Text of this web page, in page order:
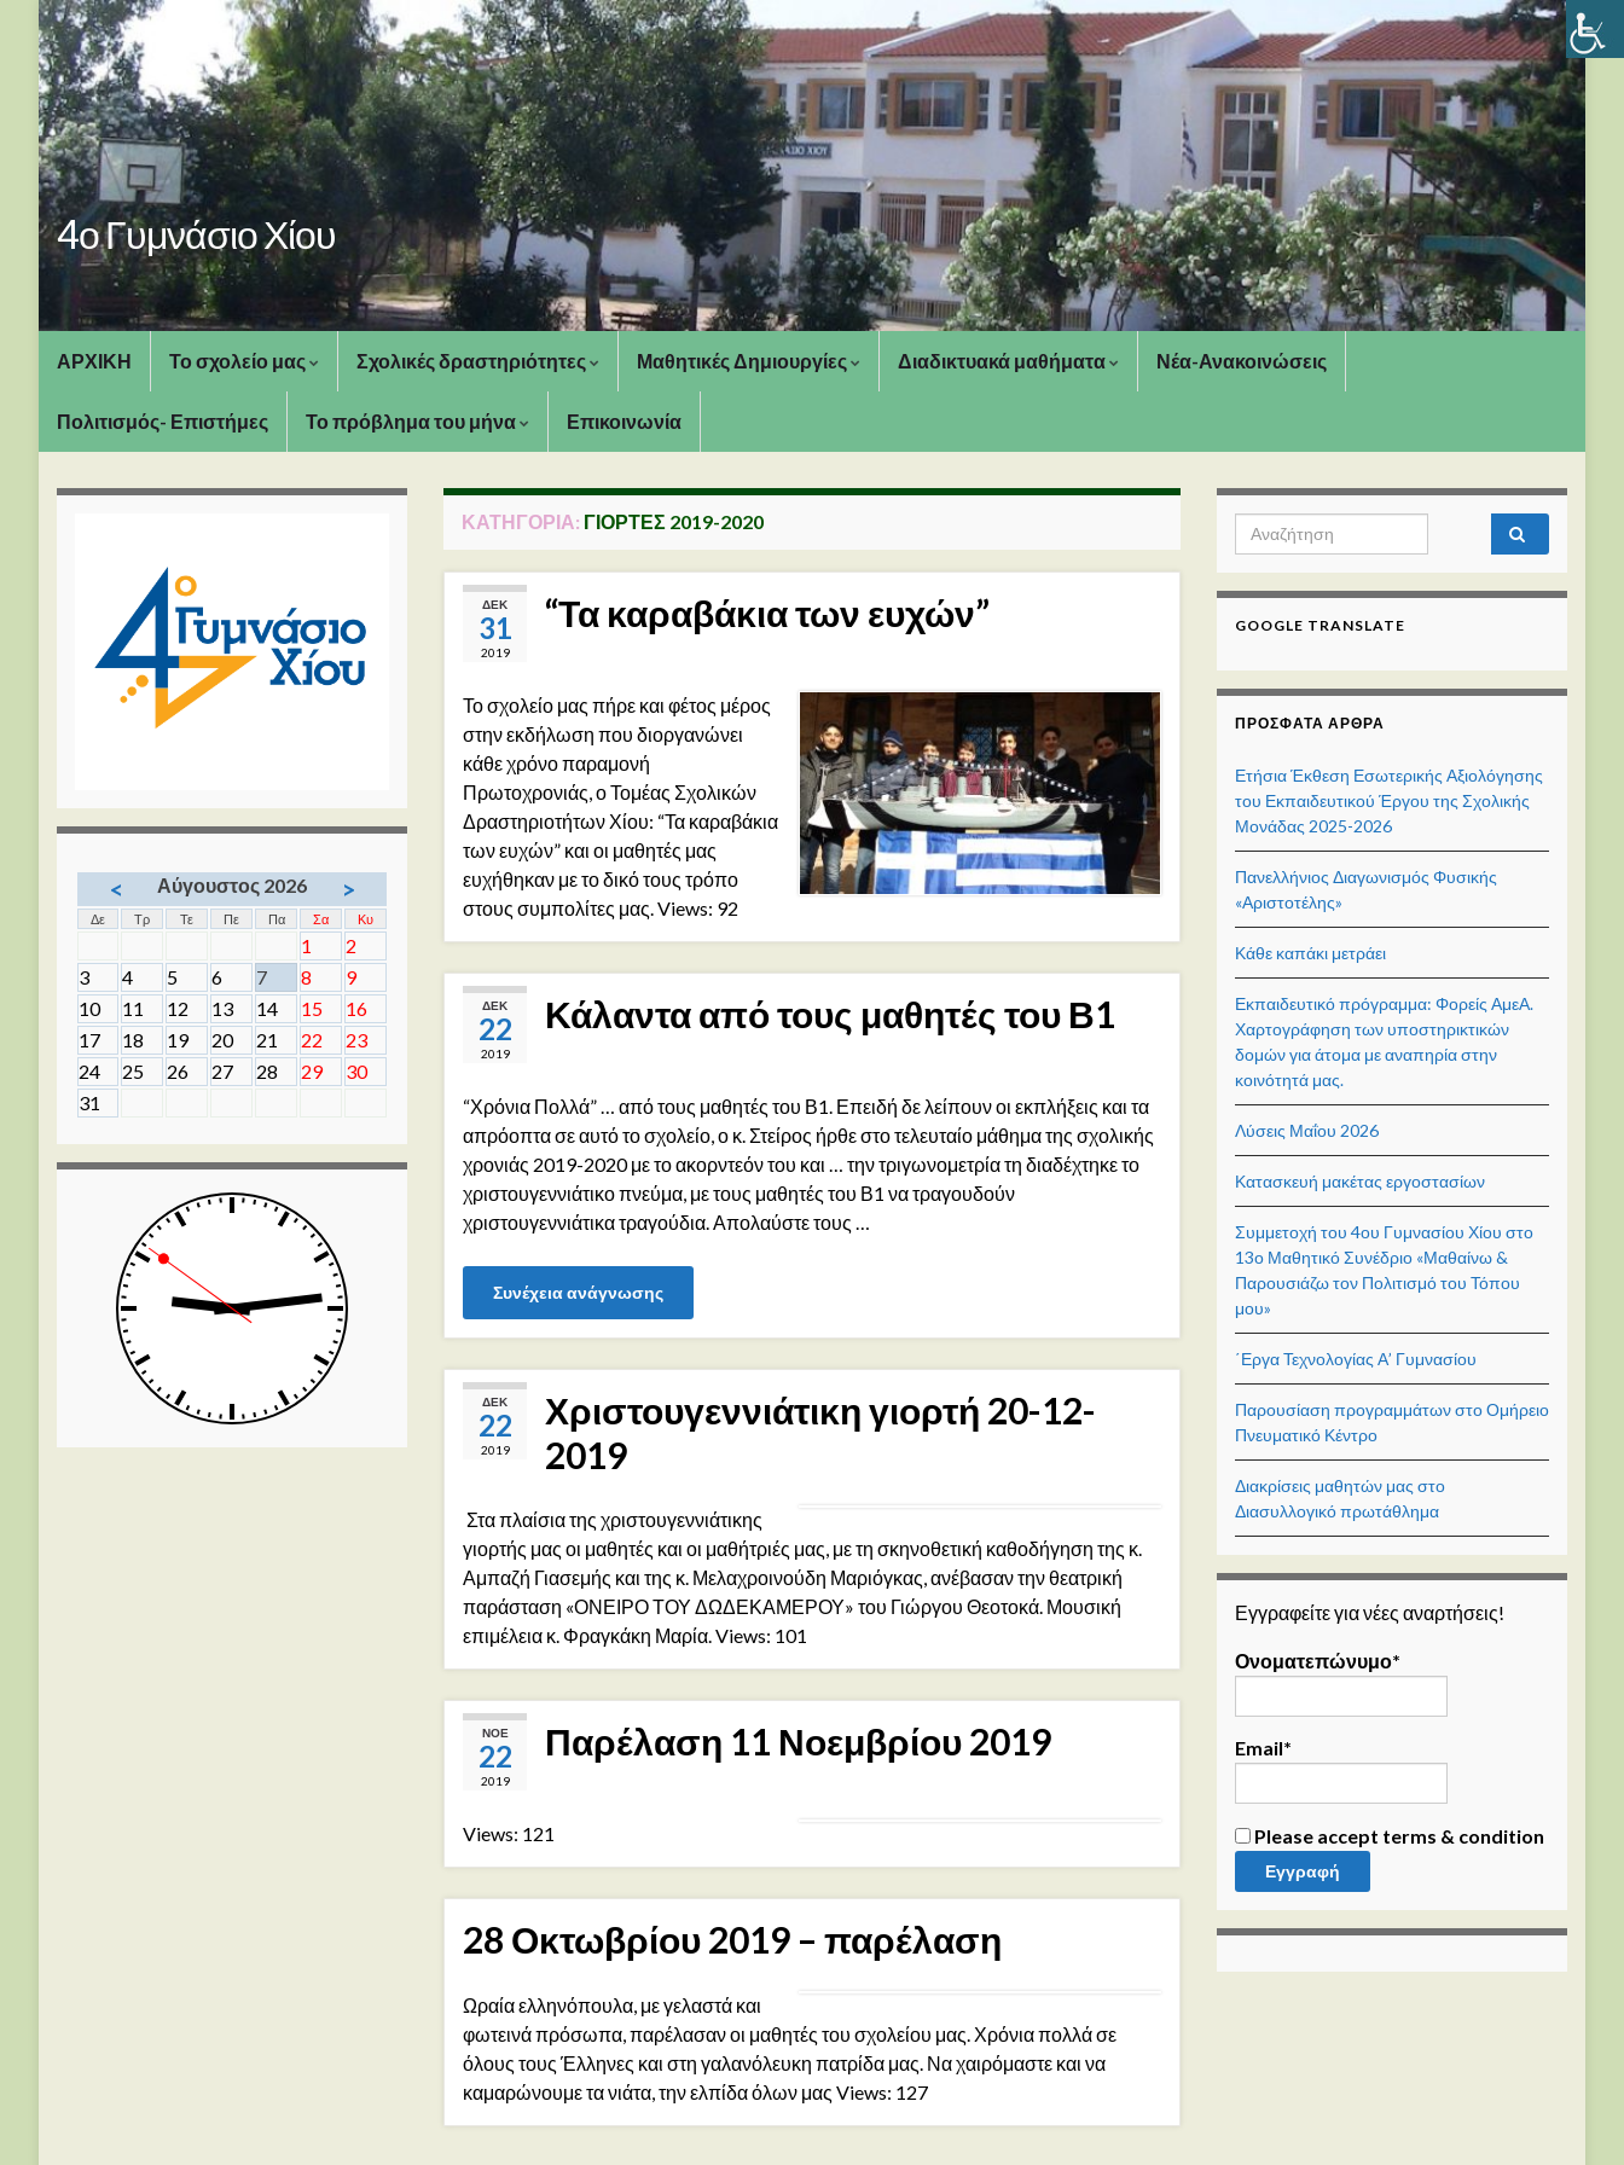
4ο Γυμνάσιο Χίου
ΑΡΧΙΚΗ Το σχολείο μας Σχολικές δραστηριότητες Μαθητικές Δημιουργίες Διαδικτυακά μαθήματα Νέα-Ανακοινώσεις
Πολιτισμός- Επιστήμες Το πρόβλημα του μήνα Επικοινωνία
ΚΑΤΗΓΟΡΊΑ: ΓΙΟΡΤΈΣ 2019-2020
ΔΕΚ
31
2019
“Τα καραβάκια των ευχών”
Το σχολείο μας πήρε και φέτος μέρος
στην εκδήλωση που διοργανώνει
κάθε χρόνο παραμονή
Πρωτοχρονιάς, ο Τομέας Σχολικών
Δραστηριοτήτων Χίου: “Τα καραβάκια
των ευχών” και οι μαθητές μας
ευχήθηκαν με το δικό τους τρόπο
στους συμπολίτες μας. Views: 92
ΔΕΚ
22
2019
Κάλαντα από τους μαθητές του Β1
“Χρόνια Πολλά” … από τους μαθητές του Β1. Επειδή δε λείπουν οι εκπλήξεις και τα
απρόοπτα σε αυτό το σχολείο, ο κ. Στείρος ήρθε στο τελευταίο μάθημα της σχολικής
χρονιάς 2019-2020 με το ακορντεόν του και … την τριγωνομετρία τη διαδέχτηκε το
χριστουγεννιάτικο πνεύμα, με τους μαθητές του Β1 να τραγουδούν
χριστουγεννιάτικα τραγούδια. Απολαύστε τους …
Συνέχεια ανάγνωσης
ΔΕΚ
22
2019
Χριστουγεννιάτικη γιορτή 20-12-
2019
Στα πλαίσια της χριστουγεννιάτικης
γιορτής μας οι μαθητές και οι μαθήτριές μας, με τη σκηνοθετική καθοδήγηση της κ.
Αμπαζή Γιασεμής και της κ. Μελαχροινούδη Μαριόγκας, ανέβασαν την θεατρική
παράσταση «ΟΝΕΙΡΟ ΤΟΥ ΔΩΔΕΚΑΜΕΡΟΥ» του Γιώργου Θεοτοκά. Μουσική
επιμέλεια κ. Φραγκάκη Μαρία. Views: 101
ΝΟΈ
22
2019
Παρέλαση 11 Νοεμβρίου 2019
Views: 121
28 Οκτωβρίου 2019 – παρέλαση
Ωραία ελληνόπουλα, με γελαστά και
φωτεινά πρόσωπα, παρέλασαν οι μαθητές του σχολείου μας. Χρόνια πολλά σε
όλους τους Έλληνες και στη γαλανόλευκη πατρίδα μας. Να χαιρόμαστε και να
καμαρώνουμε τα νιάτα, την ελπίδα όλων μας Views: 127
< Αύγουστος 2026 >
Δε Τρ Τε Πε Πα Σα Κυ
1
2
3
4 5 6 7 8
9
10
11 12 13 14 15
16
17
18 19 20 21 22
23
24
25 26 27 28 29
30
31
Search for:
GOOGLE TRANSLATE
ΠΡΌΣΦΑΤΑ ΆΡΘΡΑ
Ετήσια Έκθεση Εσωτερικής Αξιολόγησης
του Εκπαιδευτικού Έργου της Σχολικής
Μονάδας 2025-2026
Πανελλήνιος Διαγωνισμός Φυσικής
«Αριστοτέλης»
Κάθε καπάκι μετράει
Εκπαιδευτικό πρόγραμμα: Φορείς ΑμεΑ.
Χαρτογράφηση των υποστηρικτικών
δομών για άτομα με αναπηρία στην
κοινότητά μας.
Λύσεις Μαΐου 2026
Κατασκευή μακέτας εργοστασίων
Συμμετοχή του 4ου Γυμνασίου Χίου στο
13ο Μαθητικό Συνέδριο «Μαθαίνω &
Παρουσιάζω τον Πολιτισμό του Τόπου
μου»
΄Εργα Τεχνολογίας Α’ Γυμνασίου
Παρουσίαση προγραμμάτων στο Ομήρειο
Πνευματικό Κέντρο
Διακρίσεις μαθητών μας στο
Διασυλλογικό πρωτάθλημα
Εγγραφείτε για νέες αναρτήσεις!
Ονοματεπώνυμο*
Email*
Please accept terms & condition